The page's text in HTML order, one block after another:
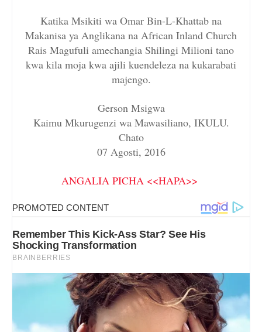
Katika Msikiti wa Omar Bin-L-Khattab na
Makanisa ya Anglikana na African Inland Church
Rais Magufuli amechangia Shilingi Milioni tano
kwa kila moja kwa ajili kuendeleza na kukarabati
majengo.
Gerson Msigwa
Kaimu Mkurugenzi wa Mawasiliano, IKULU.
Chato
07 Agosti, 2016
ANGALIA PICHA <<HAPA>>